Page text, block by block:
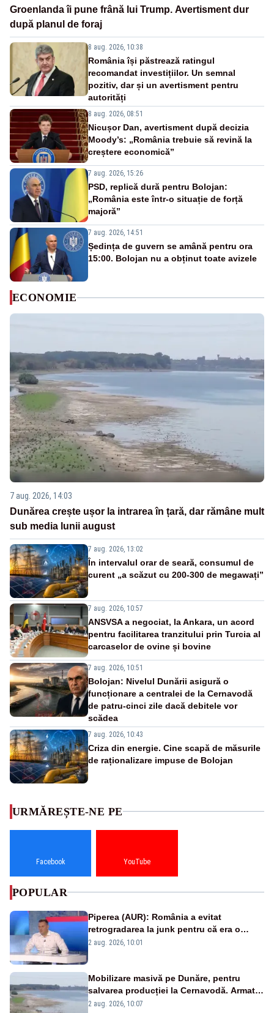
Groenlanda îi pune frână lui Trump. Avertisment dur
după planul de foraj
8 aug. 2026, 10:38
România își păstrează ratingul
recomandat investițiilor. Un semnal
pozitiv, dar și un avertisment pentru
autorități
8 aug. 2026, 08:51
Nicușor Dan, avertisment după decizia
Moody’s: „România trebuie să revină la
creștere economică”
7 aug. 2026, 15:26
PSD, replică dură pentru Bolojan:
„România este într-o situație de forță
majoră”
7 aug. 2026, 14:51
Ședința de guvern se amână pentru ora
15:00. Bolojan nu a obținut toate avizele
ECONOMIE
7 aug. 2026, 14:03
Dunărea crește ușor la intrarea în țară, dar rămâne mult
sub media lunii august
7 aug. 2026, 13:02
În intervalul orar de seară, consumul de
curent „a scăzut cu 200-300 de megawați”
7 aug. 2026, 10:57
ANSVSA a negociat, la Ankara, un acord
pentru facilitarea tranzitului prin Turcia al
carcaselor de ovine și bovine
7 aug. 2026, 10:51
Bolojan: Nivelul Dunării asigură o
funcționare a centralei de la Cernavodă
de patru-cinci zile dacă debitele vor
scădea
7 aug. 2026, 10:43
Criza din energie. Cine scapă de măsurile
de raționalizare impuse de Bolojan
URMĂREȘTE-NE PE
Facebook YouTube
POPULAR
Piperea (AUR): România a evitat
retrogradarea la junk pentru că era o
catastrofă pentru bănci și fondurile de
2 aug. 2026, 10:01
Mobilizare masivă pe Dunăre, pentru
salvarea producției la Cernavodă. Armata
va detona o stâncă și va devia apa
2 aug. 2026, 10:07